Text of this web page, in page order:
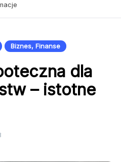
Biznes, Finanse
dla
– istotne